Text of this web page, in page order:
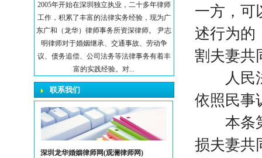
2005年开始在深圳独立执业，二十多年律师
工作，积累了丰富的法律实务经验，现为广
东广和（龙华）律师事务所资深律师。 尹志
明律师对于婚姻继承、交通事故、劳动争
议、债务追偿、公司法务等法律事务有着丰
富的实践经验。对...
联系我们
深圳龙华婚姻律师网(观澜律师网)
一方，可
述行为的
割夫妻共
人民法
依照民事
本条第
损夫妻共